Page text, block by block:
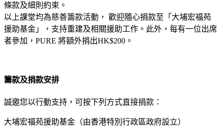
條款及細則約束。
以上課堂均為慈善籌款活動， 歡迎隨心捐款至「大埔宏福苑
援助基金」，支持重建及相關援助工作。此外，每有一位出席
者參加，PURE 將額外捐出HK$200。
籌款及捐款安排
誠邀您以行動支持，可按下列方式直接捐款：
大埔宏福苑援助基金（由香港特別行政區政府設立）